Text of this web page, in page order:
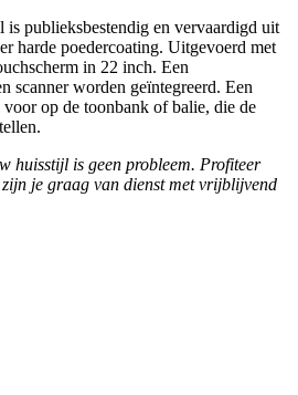
publieksbestendig en vervaardigd uit
harde poedercoating. Uitgevoerd met
in 22 inch. Een
scanner worden geïntegreerd. Een
op de toonbank of balie, die de
huisstijl is geen probleem. Profiteer
je graag van dienst met vrijblijvend